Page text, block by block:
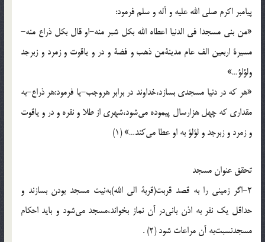
پيامبر اكرم صلى الله عليه و آله و سلم فرمود:
«من بنى مسجدا فى الدنيا اعطاه الله بكل شبر منه-او قال بكل ذراع منه-
مسيرة اربعين الف عام مدينة‌من ذهب و فضة و در و ياقوت و زمرد و زبرجد
ولؤلؤ…»
«هر كه در دنيا مسجدى بسازد،خداوند در برابر هروجب-يا فرمود:هر ذراع-به
مقدارى كه چهل هزارسال پيموده مى‌شود،شهرى از طلا و نقره و در و ياقوت
و زمرد و زبرجد و لؤلؤ به او عطا مى‌كند…» (1)
تحقق عنوان مسجد
2-اگر زمينى را به قصد قربت(قربة الى الله)به‌نيت مسجد بودن بسازند و
حداقل يك نفر به اذن بانى‌در آن نماز بخواند،مسجد مى‌شود و بايد احكام
مسجدنسبت‌به آن مراعات شود (2) .